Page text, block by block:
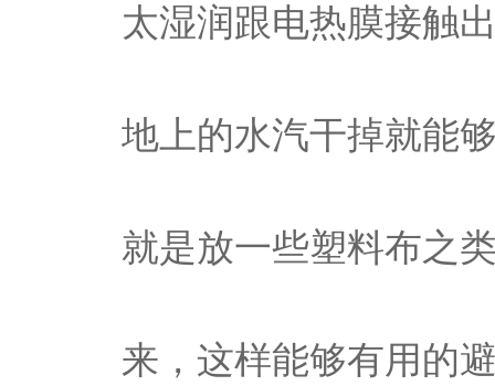
太湿润跟电热膜接触
地上的水汽干掉就能
就是放一些塑料布之
来，这样能够有用的